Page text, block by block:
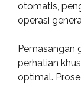
otomatis,
operasi
Pemasangan
perhatian
optimal.